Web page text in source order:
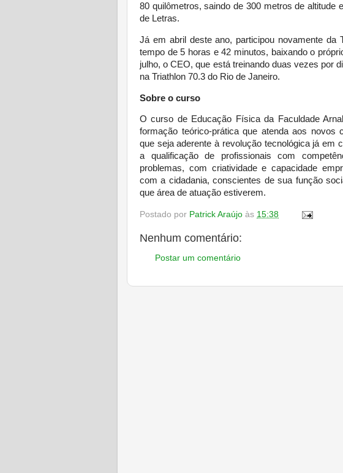
80 quilômetros, saindo de 300 metros de altitude
de Letras.
Já em abril deste ano, participou novamente da
tempo de 5 horas e 42 minutos, baixando o
julho, o CEO, que está treinando duas vezes por
na Triathlon 70.3 do Rio de Janeiro.
Sobre o curso
O curso de Educação Física da Faculdade
formação teórico-prática que atenda aos novos
que seja aderente à revolução tecnológica já em
a qualificação de profissionais com
problemas, com criatividade e capacidade
com a cidadania, conscientes de sua função
que área de atuação estiverem.
Postado por Patrick Araújo às 15:38
Nenhum comentário:
Postar um comentário